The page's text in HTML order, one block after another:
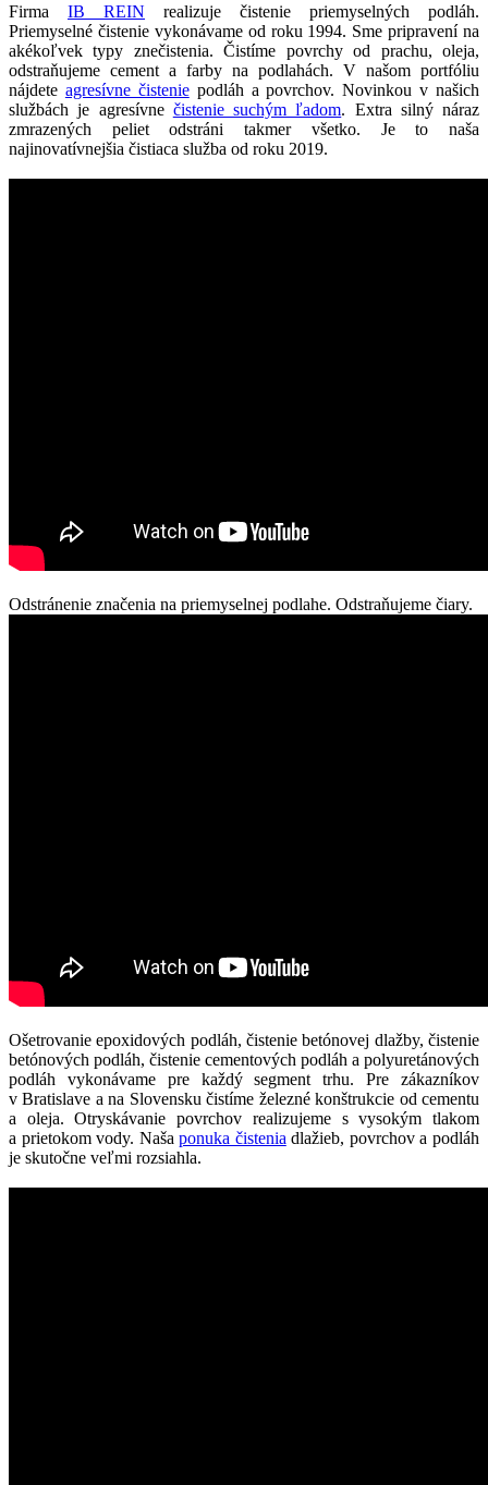
Firma IB REIN realizuje čistenie priemyselných podláh.
Priemyselné čistenie vykonávame od roku 1994. Sme pripravení na
akékoľvek typy znečistenia. Čistíme povrchy od prachu, oleja,
odstraňujeme cement a farby na podlahách. V našom portfóliu
nájdete agresívne čisteniepodláh a povrchov. Novinkou v našich
službách je agresívne čistenie suchým ľadom. Extra silný náraz
zmrazených peliet odstráni takmer všetko. Je to naša
najinovatívnejšia čistiaca služba od roku 2019.
Odstránenie značenia na priemyselnej podlahe. Odstraňujeme čiary.
Ošetrovanie epoxidových podláh, čistenie betónovej dlažby, čistenie
betónových podláh, čistenie cementových podláh a polyuretánových
podláh vykonávame pre každý segment trhu. Pre zákazníkov
v Bratislave a na Slovensku čistíme železné konštrukcie od cementu
a oleja. Otryskávanie povrchov realizujeme s vysokým tlakom
a prietokom vody. Našaponuka čistenia dlažieb, povrchov a podláh
je skutočne veľmi rozsiahla.